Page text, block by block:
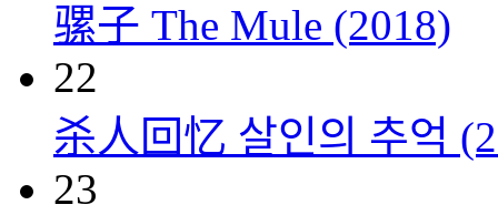
骡子 The Mule (2018)
22
杀人回忆 살인의 추억
23